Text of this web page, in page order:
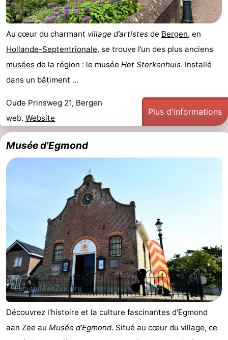
Au cœur du charmant village d’artistes de Bergen, en
Hollande-Septentrionale, se trouve l’un des plus anciens
musées de la région : le musée Het Sterkenhuis. Installé
dans un bâtiment ...
Oude Prinsweg 21, Bergen
web. Website
Plus d'informations
Musée d'Egmond
Découvrez l'histoire et la culture fascinantes d'Egmond
aan Zee au Musée d'Egmond. Situé au cœur du village, ce